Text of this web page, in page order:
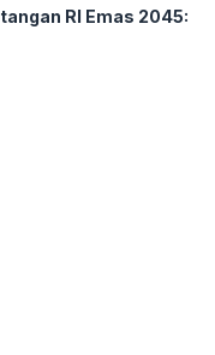
RI Emas 2045: